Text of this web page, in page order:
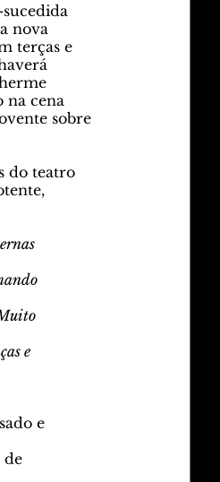
nova
terças e
na cena
sobre
do teatro
e
e
de